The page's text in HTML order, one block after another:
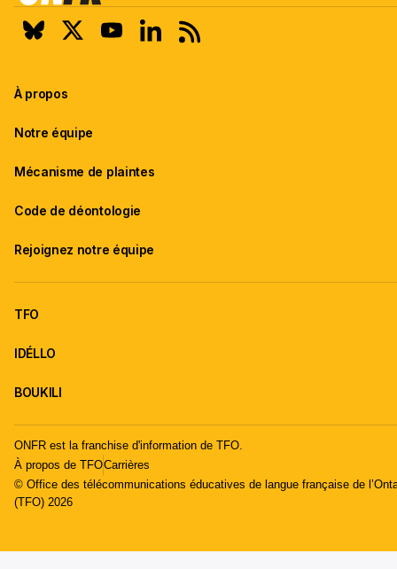
À propos
Notre équipe
Mécanisme de plaintes
Code de déontologie
Rejoignez notre équipe
TFO
IDÉLLO
BOUKILI
ONFR est la franchise d'information de TFO.
À propos de TFOCarrières
© Office des télécommunications éducatives de langue française de
(TFO) 2026